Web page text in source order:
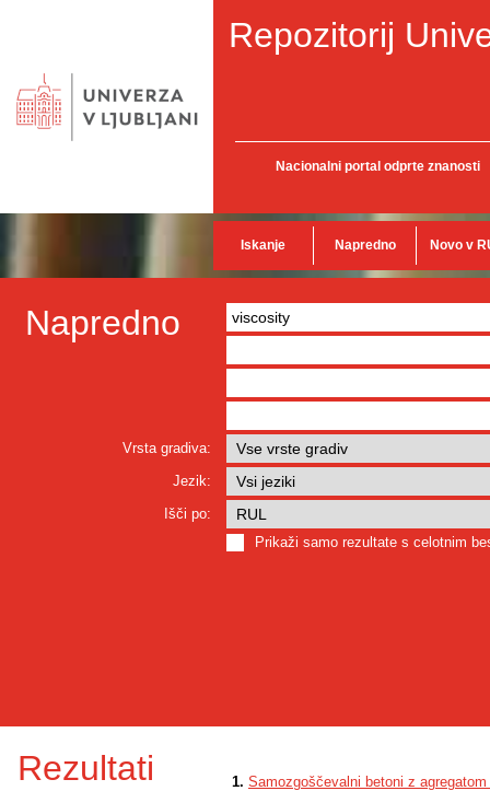
Repozitorij
Nacionalni portal odprte znanosti
Iskanje Napredno Novo v
Napredno
Vrsta gradiva:
Jezik:
Išči po:
Prikaži samo rezultate s celotnim
Rezultati 1. Samozgoščevalni betoni z